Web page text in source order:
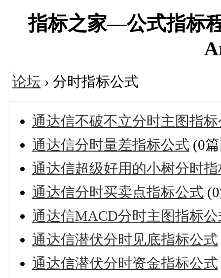
指标之家—公式指标
论坛 › 分时指标公式
通达信不破不立分时主图指
通达信分时量差指标公式 (0
通达信超级好用的小树分时
通达信分时买卖点指标公式
通达信MACD分时主图指标公
通达信潜伏分时见底指标公式
通达信潜伏分时资金指标公式